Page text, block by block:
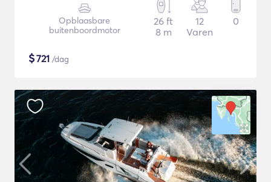
Opblaasbare
buitenboordmotor
26 ft
8 m
12
Varen
0
$721 /dag